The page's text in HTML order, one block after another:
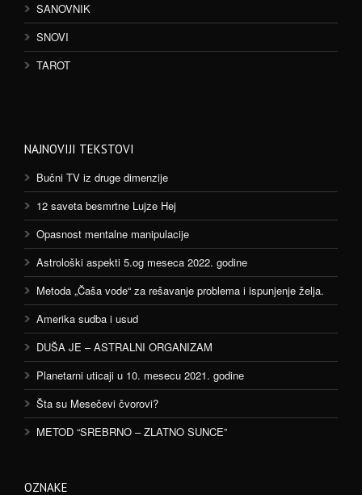
SANOVNIK
SNOVI
TAROT
NAJNOVIJI TEKSTOVI
Bučni TV iz druge dimenzije
12 saveta besmrtne Lujze Hej
Opasnost mentalne manipulacije
Astrološki aspekti 5.og meseca 2022. godine
Metoda „Čaša vode“ za rešavanje problema i ispunjenje želja.
Amerika sudba i usud
DUŠA JE – ASTRALNI ORGANIZAM
Planetarni uticaji u 10. mesecu 2021. godine
Šta su Mesečevi čvorovi?
METOD “SREBRNO – ZLATNO SUNCE”
OZNAKE